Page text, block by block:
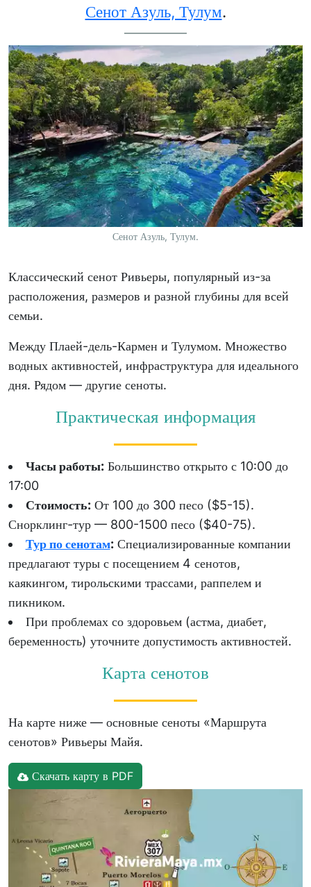
Сенот Азуль, Тулум.
Сенот Азуль, Тулум.
Классический сенот Ривьеры, популярный из-за
расположения, размеров и разной глубины для всей
семьи.
Между Плаей-дель-Кармен и Тулумом. Множество
водных активностей, инфраструктура для идеального
дня. Рядом — другие сеноты.
Практическая информация
Часы работы:Большинство открыто с 10:00 до
17:00
Стоимость:От 100 до 300 песо ($5-15).
Снорклинг-тур — 800-1500 песо ($40-75).
Тур по сенотам:Специализированные компании
предлагают туры с посещением 4 сенотов,
каякингом, тирольскими трассами, раппелем и
пикником.
При проблемах со здоровьем (астма, диабет,
беременность) уточните допустимость активностей.
Карта сенотов
На карте ниже — основные сеноты «Маршрута
сенотов» Ривьеры Майя.
Скачать карту в PDF